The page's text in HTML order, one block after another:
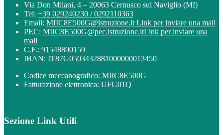
Via Don Milani, 4 – 20063 Cernusco sul Naviglio (MI)
Tel: +39 029240230 / 0292110363
Email: MIIC8E500G@istruzione.it Link per inviare una mail
PEC: MIIC8E500G@pec.istruzione.itLink per inviare una
mail
C.F.: 91548800159
IBAN: IT87G0503432881000000013450
Codice meccanografico: MIIC8E500G
Fatturazione elettronica: UFG01Q
Sezione Link Utili